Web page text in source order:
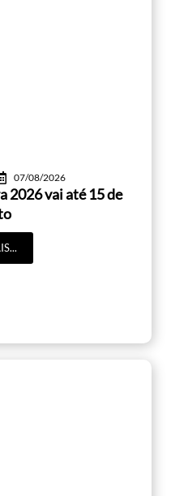
07/08/2026
2026 vai até 15 de